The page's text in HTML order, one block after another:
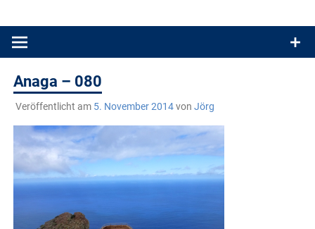
Produkttests und Buchrezensionen. Ein Blog für alle, die gern
Anaga – 080
Veröffentlicht am 5. November 2014von Jörg